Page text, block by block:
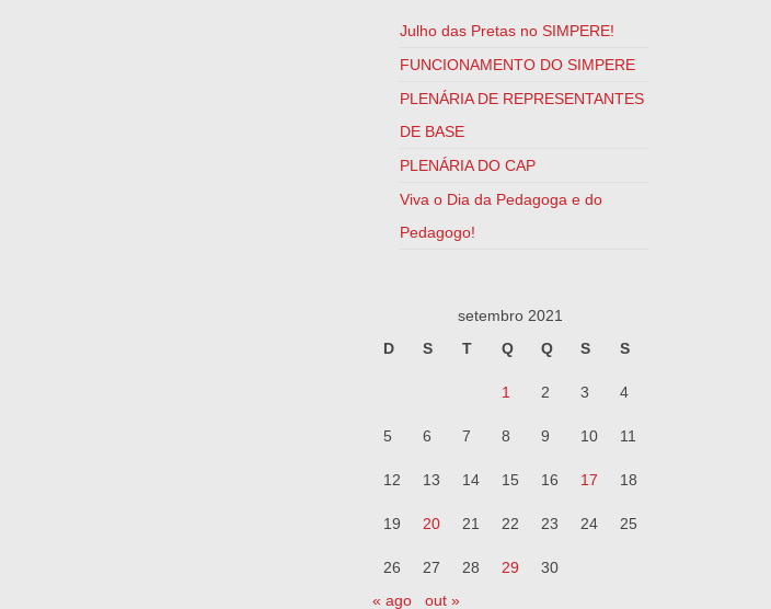
Julho das Pretas no SIMPERE!
FUNCIONAMENTO DO SIMPERE
PLENÁRIA DE REPRESENTANTES
DE BASE
PLENÁRIA DO CAP
Viva o Dia da Pedagoga e do
Pedagogo!
setembro 2021
D
S T Q Q S S
1 2 3 4
5 6 7 8 9 10 11
12 13 14 15 16 17 18
19 20 21 22 23 24 25
26 27 28 29
30
« ago
out »